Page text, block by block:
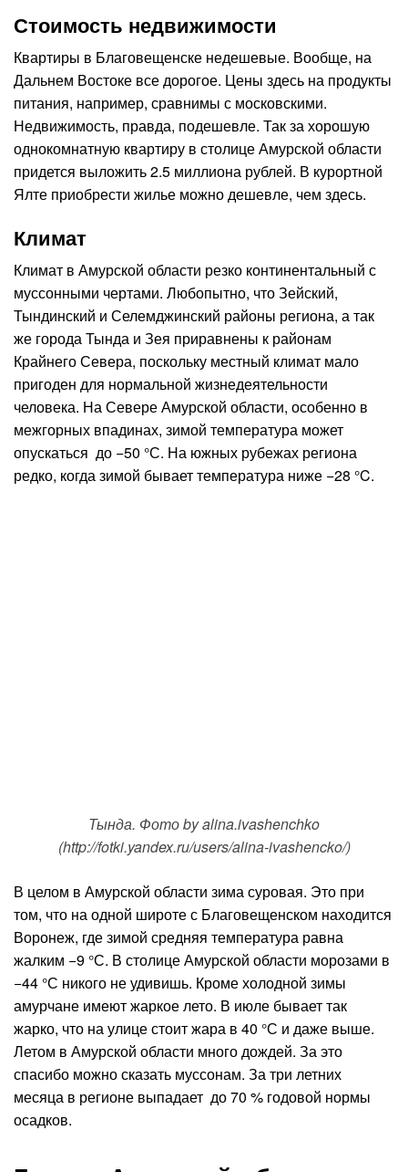
Стоимость недвижимости
Квартиры в Благовещенске недешевые. Вообще, на
Дальнем Востоке все дорогое. Цены здесь на продукты
питания, например, сравнимы с московскими.
Недвижимость, правда, подешевле. Так за хорошую
однокомнатную квартиру в столице Амурской области
придется выложить 2.5 миллиона рублей. В курортной
Ялте приобрести жилье можно дешевле, чем здесь.
Климат
Климат в Амурской области резко континентальный с
муссонными чертами. Любопытно, что Зейский,
Тындинский и Селемджинский районы региона, а так
же города Тында и Зея приравнены к районам
Крайнего Севера, поскольку местный климат мало
пригоден для нормальной жизнедеятельности
человека. На Севере Амурской области, особенно в
межгорных впадинах, зимой температура может
опускаться до −50 °С. На южных рубежах региона
редко, когда зимой бывает температура ниже −28 °C.
Тында. Фото by alina.ivashenchko
(http://fotki.yandex.ru/users/alina-ivashencko/)
В целом в Амурской области зима суровая. Это при
том, что на одной широте с Благовещенском находится
Воронеж, где зимой средняя температура равна
жалким −9 °С. В столице Амурской области морозами в
−44 °С никого не удивишь. Кроме холодной зимы
амурчане имеют жаркое лето. В июле бывает так
жарко, что на улице стоит жара в 40 °С и даже выше.
Летом в Амурской области много дождей. За это
спасибо можно сказать муссонам. За три летних
месяца в регионе выпадает до 70 % годовой нормы
осадков.